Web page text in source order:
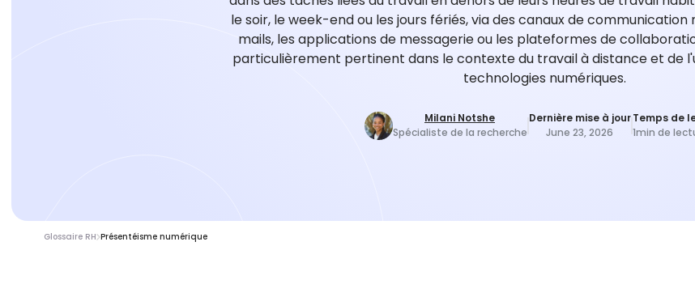
le soir, le week-end ou les jours fériés, via des canaux de communication
mails, les applications de messagerie ou les plateformes de
particulièrement pertinent dans le contexte du travail à distance et de
technologies numériques.
Milani Notshe
Spécialiste de la recherche
Dernière mise à jour
June 23, 2026
Temps de
1min de
Glossaire RH Présentéisme numérique